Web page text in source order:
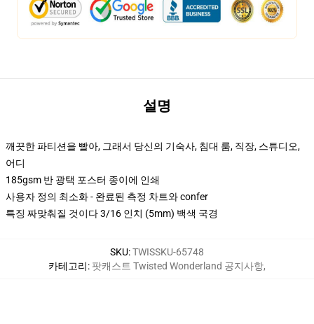
설명
깨끗한 파티션을 빨아, 그래서 당신의 기숙사, 침대 룸, 직장, 스튜디오,
어디
185gsm 반 광택 포스터 종이에 인쇄
사용자 정의 최소화 - 완료된 측정 차트와 confer
특징 짜맞춰질 것이다 3/16 인치 (5mm) 백색 국경
SKU:TWISSKU-65748
카테고리: 팟캐스트 Twisted Wonderland 공지사항,